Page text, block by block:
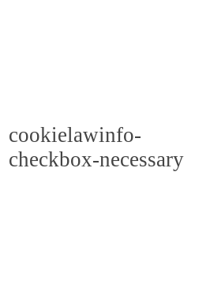
cookielawinfo-
checkbox-necessary